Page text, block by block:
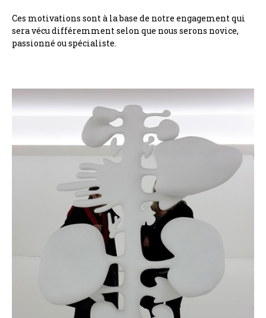
Ces motivations sont à la base de notre engagement qui
sera vécu différemment selon que nous serons novice,
passionné ou spécialiste.